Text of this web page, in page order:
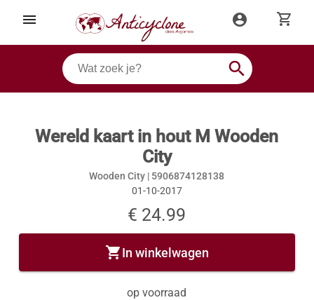
menu account_circle shopping_cart
search
Wereld kaart in hout M Wooden
City
Wooden City | 5906874128138
01-10-2017
€ 24.99
shopping_cartIn winkelwagen
op voorraad